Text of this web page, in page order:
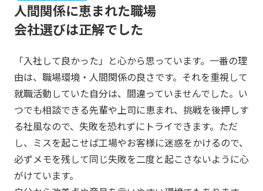
人間関係に恵まれた職場
会社選びは正解でした
「入社して良かった」と心から思っています。一番の理
由は、職場環境・人間関係の良さです。それを重視して
就職活動していた自分は、間違っていませんでした。い
つでも相談できる先輩や上司に恵まれ、挑戦を後押しす
る社風なので、失敗を恐れずにトライできます。ただ
し、ミスを起こせば工場やお客様に迷惑をかけるので、
必ずメモを残して同じ失敗を二度と起こさないように心
がけています。